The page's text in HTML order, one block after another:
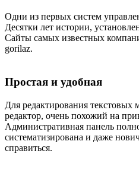
Одни из первых систем
Десятки лет истории,
Сайты самых известных
gorilaz.
Простая и удобная
Для редактирования текстовых
редактор, очень похожий на
Административная панель
систематизирована и даже
справиться.